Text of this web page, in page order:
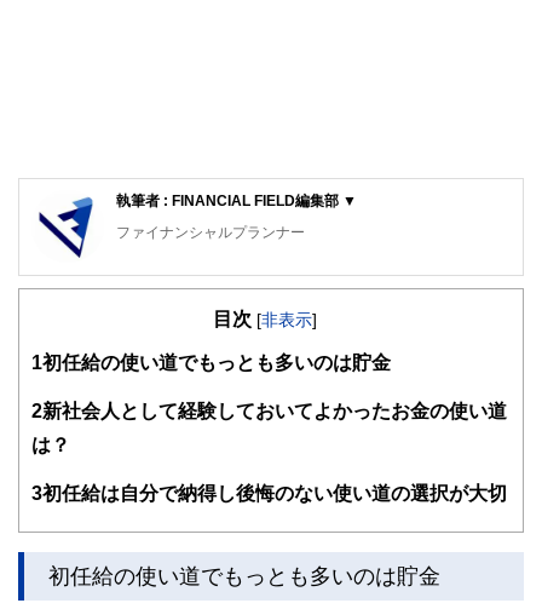
執筆者 : FINANCIAL FIELD編集部 ▼
ファイナンシャルプランナー
FinancialField編集部は、金融、経済に関する記事を、日々
知識がない方でも理解できるようわかりやすく発信していま
得者を中心に「お金や暮らし」に関する書籍・雑誌の編集経
験者で構成され、企画立案から記事掲載まですべての工程に
FinancialFieldの特徴は、ファイナンシャルプランナー、弁
ドバイザー、DCプランナー、公認会計士、社会保険労務
士、行政書士、投資アナリスト、キャリアコンサルタントな
ど150名以上の有資格者を執筆者・監修者として迎え、むず
目次 [非表示]
1 初任給の使い道でもっとも多いのは貯金
2新社会人として経験しておいてよかったお金の使い道
は？
3初任給は自分で納得し後悔のない使い道の選択が大切
初任給の使い道でもっとも多いのは貯金